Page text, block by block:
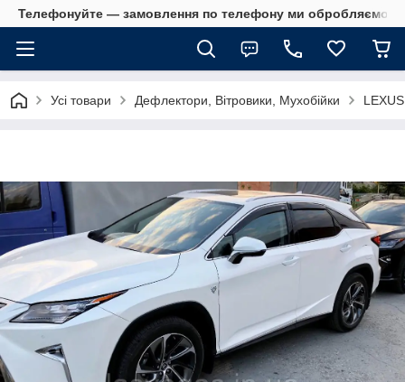
Телефонуйте — замовлення по телефону ми обробляємо в
Усі товари Дефлектори, Вітровики, Мухобійки LEXUS